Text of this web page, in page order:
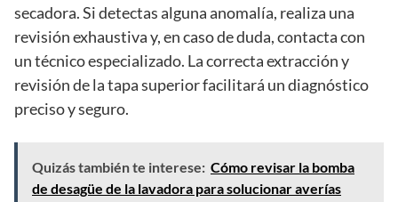
secadora. Si detectas alguna anomalía, realiza una
revisión exhaustiva y, en caso de duda, contacta con
un técnico especializado. La correcta extracción y
revisión de la tapa superior facilitará un diagnóstico
preciso y seguro.
Quizás también te interese: Cómo revisar la bomba
de desagüe de la lavadora para solucionar averías